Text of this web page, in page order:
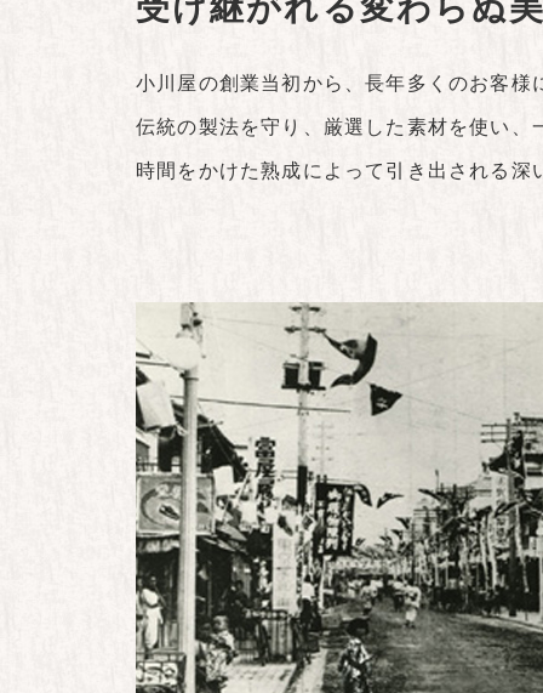
受け継がれる変わらぬ
小川屋の創業当初から、長年多くのお客
伝統の製法を守り、厳選した素材を使い
時間をかけた熟成によって引き出される